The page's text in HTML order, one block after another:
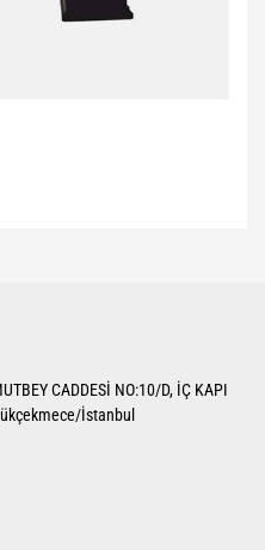
bulunuyor.
olmalı.
CADDESİ NO:10/D, İÇ KAPI
İstanbul